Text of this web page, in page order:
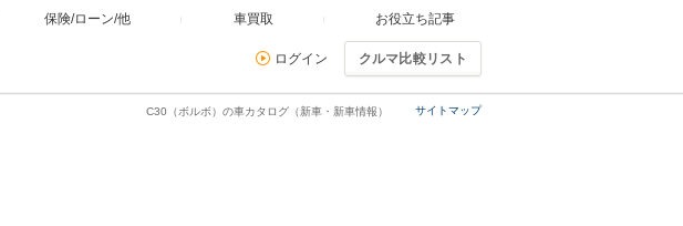
保険/ローン/他 車買取 お役立ち記事
ログイン クルマ比較リスト
サイトマップ
C30（ボルボ）の車カタログ（新車・新車情報）